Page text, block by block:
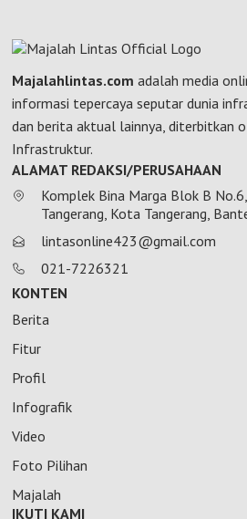
Majalahlintas.com adalah media
informasi tepercaya seputar dunia
dan berita aktual lainnya, diterbitkan
Infrastruktur.
ALAMAT REDAKSI/PERUSAHAAN
Komplek Bina Marga Blok B
Tangerang, Kota Tangerang,
lintasonline423@gmail.com
021-7226321
KONTEN
Berita
Fitur
Profil
Infografik
Video
Foto Pilihan
Majalah
IKUTI KAMI